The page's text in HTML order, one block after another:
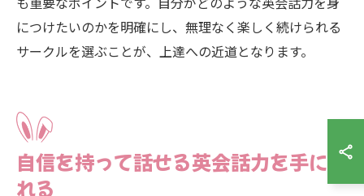
につけたいのかを明確にし、無理なく楽しく続けられる
サークルを選ぶことが、上達への近道となります。
自信を持って話せる英会話力を手に入
れる